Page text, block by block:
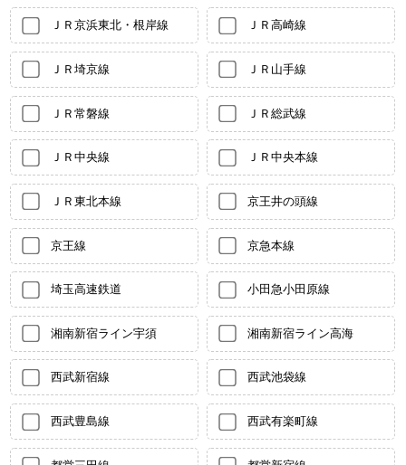
ＪＲ京浜東北・根岸線 ＪＲ高崎線
ＪＲ埼京線 ＪＲ山手線
ＪＲ常磐線 ＪＲ総武線
ＪＲ中央線 ＪＲ中央本線
ＪＲ東北本線 京王井の頭線
京王線 京急本線
埼玉高速鉄道 小田急小田原線
湘南新宿ライン宇須 湘南新宿ライン高海
西武新宿線 西武池袋線
西武豊島線 西武有楽町線